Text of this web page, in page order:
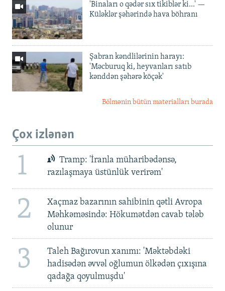
'Binaları o qədər sıx tikiblər ki...' —
Küləklər şəhərində hava böhranı
Şabran kəndlilərinin harayı:
'Məcburuq ki, heyvanları satıb
kənddən şəhərə köçək'
Bölmənin bütün materialları burada
Çox izlənən
1
Tramp: 'İranla müharibədənsə,
razılaşmaya üstünlük verirəm'
2
Xaçmaz bazarının sahibinin qətli Avropa
Məhkəməsində: Hökumətdən cavab tələb
olunur
3
Taleh Bağırovun xanımı: 'Məktəbdəki
hadisədən əvvəl oğlumun ölkədən çıxışına
qadağa qoyulmuşdu'